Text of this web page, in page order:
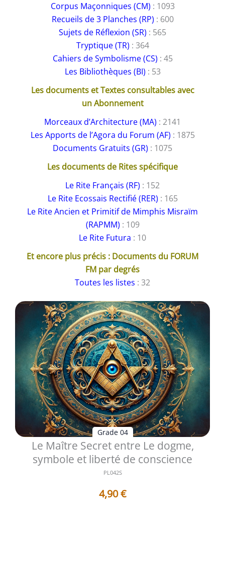
Corpus Maçonniques (CM) : 1093
Recueils de 3 Planches (RP) : 600
Sujets de Réflexion (SR) : 565
Tryptique (TR) : 364
Cahiers de Symbolisme (CS) : 45
Les Bibliothèques (BI) : 53
Les documents et Textes consultables avec
un Abonnement
Morceaux d’Architecture (MA) : 2141
Les Apports de l’Agora du Forum (AF) : 1875
Documents Gratuits (GR) : 1075
Les documents de Rites spécifique
Le Rite Français (RF) : 152
Le Rite Ecossais Rectifié (RER) : 165
Le Rite Ancien et Primitif de Mimphis Misraïm
(RAPMM) : 109
Le Rite Futura : 10
Et encore plus précis : Documents du FORUM
FM par degrés
Toutes les listes : 32
Grade 04
Le Maître Secret entre Le dogme,
symbole et liberté de conscience
PL042S
4,90€